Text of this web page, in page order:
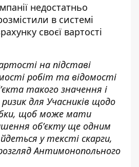
недостатньо
в системі
своєї вартості
на підставі
робіт та відомості
такого значення і
для Учасників щодо
щоб може мати
обʼєкту ще одним
у тексті скарги,
Антимонопольного